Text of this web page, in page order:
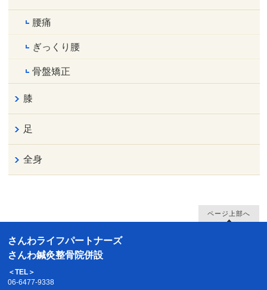
腰痛
ぎっくり腰
骨盤矯正
膝
足
全身
ページ上部へ
さんわライフパートナーズ
さんわ鍼灸整骨院併設
＜TEL＞
06-6477-9338